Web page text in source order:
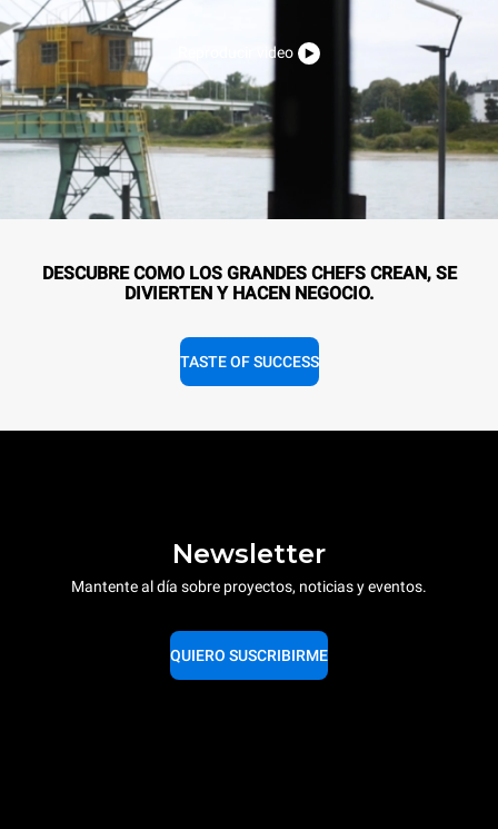
Reproducir video
DESCUBRE COMO LOS GRANDES CHEFS CREAN, SE
DIVIERTEN Y HACEN NEGOCIO.
TASTE OF SUCCESS
Newsletter
Mantente al día sobre proyectos, noticias y eventos.
QUIERO SUSCRIBIRME